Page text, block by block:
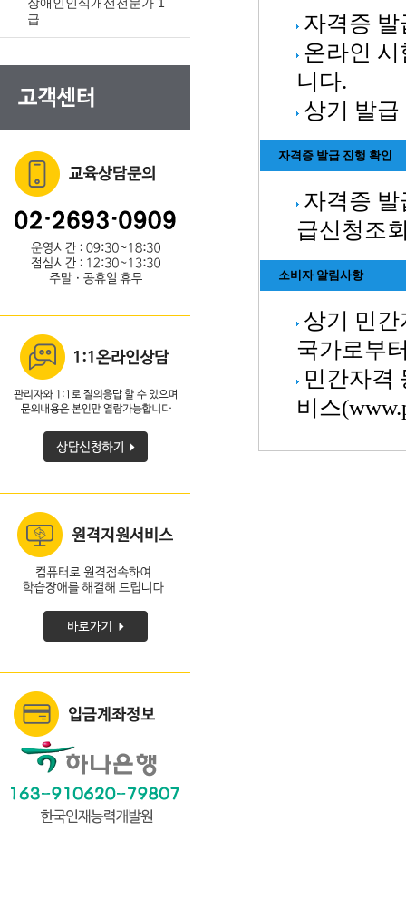
급
자격증 발
온라인
니다.
상기 발
자격증 발급 진행 확인
자격증
급신청조
소비자 알림사항
상기 민
국가로부
민간자격
비스